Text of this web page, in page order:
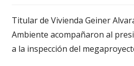
Titular de Vivienda Geiner
Ambiente acompañaron al
a la inspección del